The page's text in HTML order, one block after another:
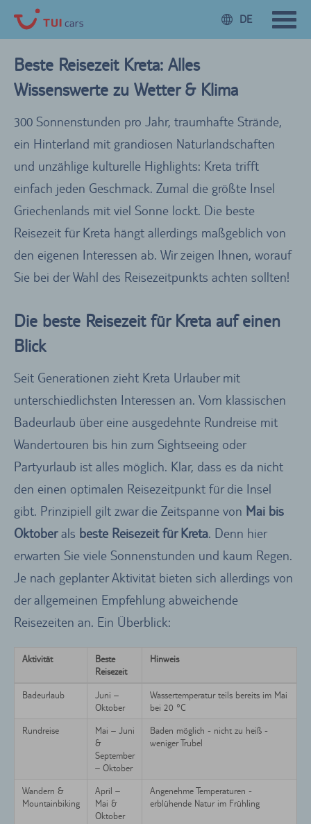
DE
Beste Reisezeit Kreta: Alles
Wissenswerte zu Wetter & Klima
300 Sonnenstunden pro Jahr, traumhafte Strände,
ein Hinterland mit grandiosen Naturlandschaften
und unzählige kulturelle Highlights: Kreta trifft
einfach jeden Geschmack. Zumal die größte Insel
Griechenlands mit viel Sonne lockt. Die beste
Reisezeit für Kreta hängt allerdings maßgeblich von
den eigenen Interessen ab. Wir zeigen Ihnen, worauf
Sie bei der Wahl des Reisezeitpunkts achten sollten!
Die beste Reisezeit für Kreta auf einen
Blick
Seit Generationen zieht Kreta Urlauber mit
unterschiedlichsten Interessen an. Vom klassischen
Badeurlaub über eine ausgedehnte Rundreise mit
Wandertouren bis hin zum Sightseeing oder
Partyurlaub ist alles möglich. Klar, dass es da nicht
den einen optimalen Reisezeitpunkt für die Insel
gibt. Prinzipiell gilt zwar die Zeitspanne von Mai bis
Oktoberals beste Reisezeit für Kreta. Denn hier
erwarten Sie viele Sonnenstunden und kaum Regen.
Je nach geplanter Aktivität bieten sich allerdings von
der allgemeinen Empfehlung abweichende
Reisezeiten an. Ein Überblick:
Aktivität
Beste
Reisezeit
Hinweis
Badeurlaub
Juni –
Oktober
Wassertemperatur teils bereits im Mai
bei 20 °C
Rundreise
Mai – Juni
&
September
– Oktober
Baden möglich - nicht zu heiß -
weniger Trubel
Wandern &
Mountainbiking
April –
Mai &
Oktober
Angenehme Temperaturen -
erblühende Natur im Frühling